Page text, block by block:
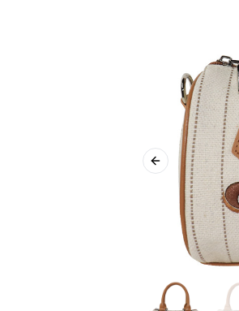
Previous slide